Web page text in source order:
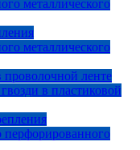
металлического
металлического
проволочной ленте
в пластиковой
перфорированного